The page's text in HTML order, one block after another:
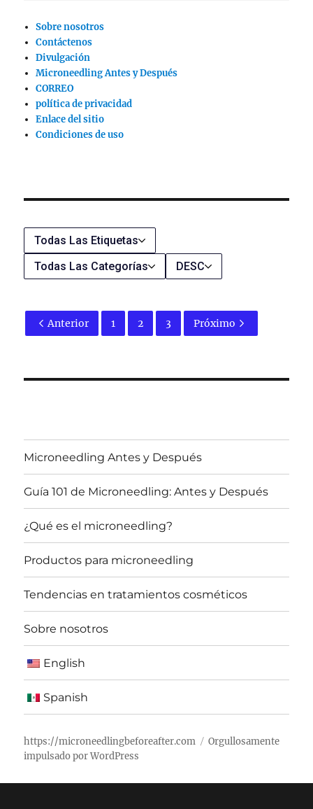
Sobre nosotros
Contáctenos
Divulgación
Microneedling Antes y Después
CORREO
política de privacidad
Enlace del sitio
Condiciones de uso
Todas Las Etiquetas
Todas Las Categorías
DESC
Anterior 1 2 3 Próximo
Microneedling Antes y Después
Guía 101 de Microneedling: Antes y Después
¿Qué es el microneedling?
Productos para microneedling
Tendencias en tratamientos cosméticos
Sobre nosotros
English
Spanish
https://microneedlingbeforeafter.com
Orgullosamente
impulsado por WordPress